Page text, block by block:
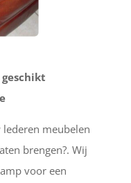
meubelen
brengen?. Wij
voor een